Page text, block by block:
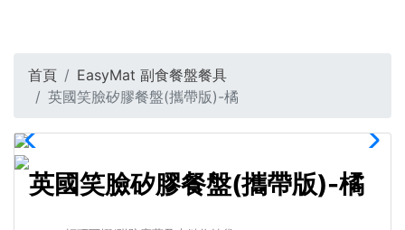
首頁
EasyMat 副食餐盤餐具
英國笑臉矽膠餐盤(攜帶版)-橘
英國笑臉矽膠餐盤(攜帶版)-橘